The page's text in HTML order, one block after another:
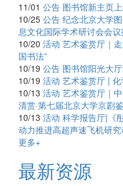
11/01 公告 图书馆新主页
10/25 公告 纪念北京大学
息文化国际学术研讨会会
10/20 活动 艺术鉴赏厅｜
国书法”
10/19 公告 图书馆阳光大
10/19 活动 艺术鉴赏厅 |
10/13 活动 艺术鉴赏厅｜
清赏·第七届北京大学京剧
10/13 活动 科学报告厅|《
动力推进高超声速飞机研
更多+
最新资源